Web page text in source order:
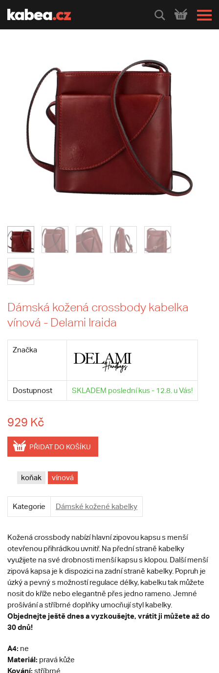
HLEDEJ
Dámská kožená crossbody kabelka
vínová - Delami Iraida
Značka
Dostupnost SKLADEM poslední kus - 12.8. u Vás!
929 Kč
PŘIDAT DO KOŠÍKU
koňak vínová
Kategorie Dámské kožené kabelky
Kožená crossbody nabízí hlavní zipovou kapsu s menší
otevřenou přihrádkou uvnitř. Na přední straně kabelky
využijete na své drobnosti menší kapsu s klopou. Další menší
zipová kapsa je k dispozici na zadní straně kabelky. Popruh je
úzký a pevný s možností regulace délky, kabelku tak můžete
nosit do kříže nebo elegantně přes jedno rameno. Jemné
prošívání a stříbrné doplňky umocňují styl kabelky.
Objednejte ještě dnes a vyzkoušejte, vrátit ji můžete až do
30 dnů!
A4: ne
Materiál: pravá kůže
Kování: stříbrné